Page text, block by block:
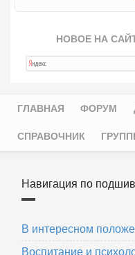
НОВОЕ НА
Главное меню
ГЛАВНАЯ ФОРУМ
СПРАВОЧНИК
Навигация по
В интересном
Воспитание и